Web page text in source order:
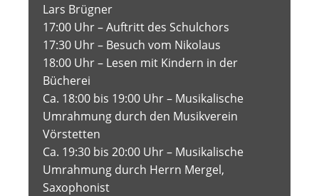
Lars Brügner
17:00 Uhr – Auftritt des Schulchors
17:30 Uhr – Besuch vom Nikolaus
18:00 Uhr – Lesen mit Kindern in der
Bücherei
Ca. 18:00 bis 19:00 Uhr – Musikalische
Umrahmung durch den Musikverein
Vörstetten
Ca. 19:30 bis 20:00 Uhr – Musikalische
Umrahmung durch Herrn Mergel,
Saxophonist